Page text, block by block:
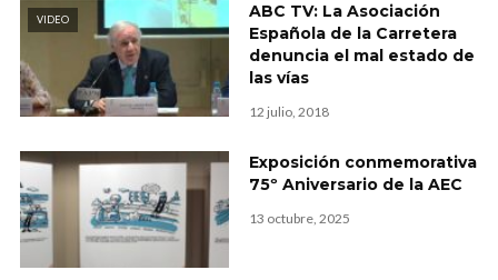
VIDEO
ABC TV: La Asociación
Española de la Carretera
denuncia el mal estado de
las vías
12 julio, 2018
Exposición conmemorativa
75º Aniversario de la AEC
13 octubre, 2025